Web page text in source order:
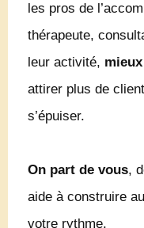
les pros de
thérapeute,
leur activité,
attirer plus de
s’épuiser.
On part de vous,
aide à construire
votre rythme.